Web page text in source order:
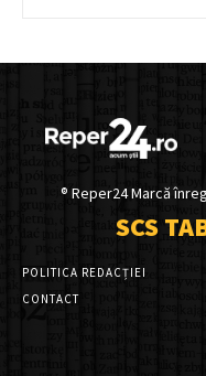
® Reper24 Marcă
SCS
POLITICA REDACȚIEI
CONTACT